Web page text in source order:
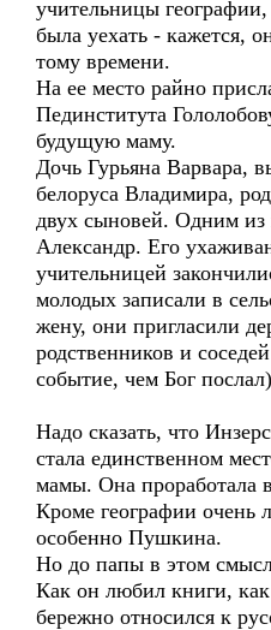
учительницы
была уехать - кажется,
тому времени.
На ее место райно
Пединститута
будущую маму.
Дочь Гурьяна Варвара,
белоруса Владимира,
двух сыновей. Одним
Александр. Его
учительницей
молодых записали в
жену, они пригласили
родственников и
событие, чем Бог послал)
Надо сказать, что
стала единственном
мамы. Она проработала
Кроме географии очень
особенно Пушкина.
Но до папы в этом
Как он любил книги, как
бережно относился к